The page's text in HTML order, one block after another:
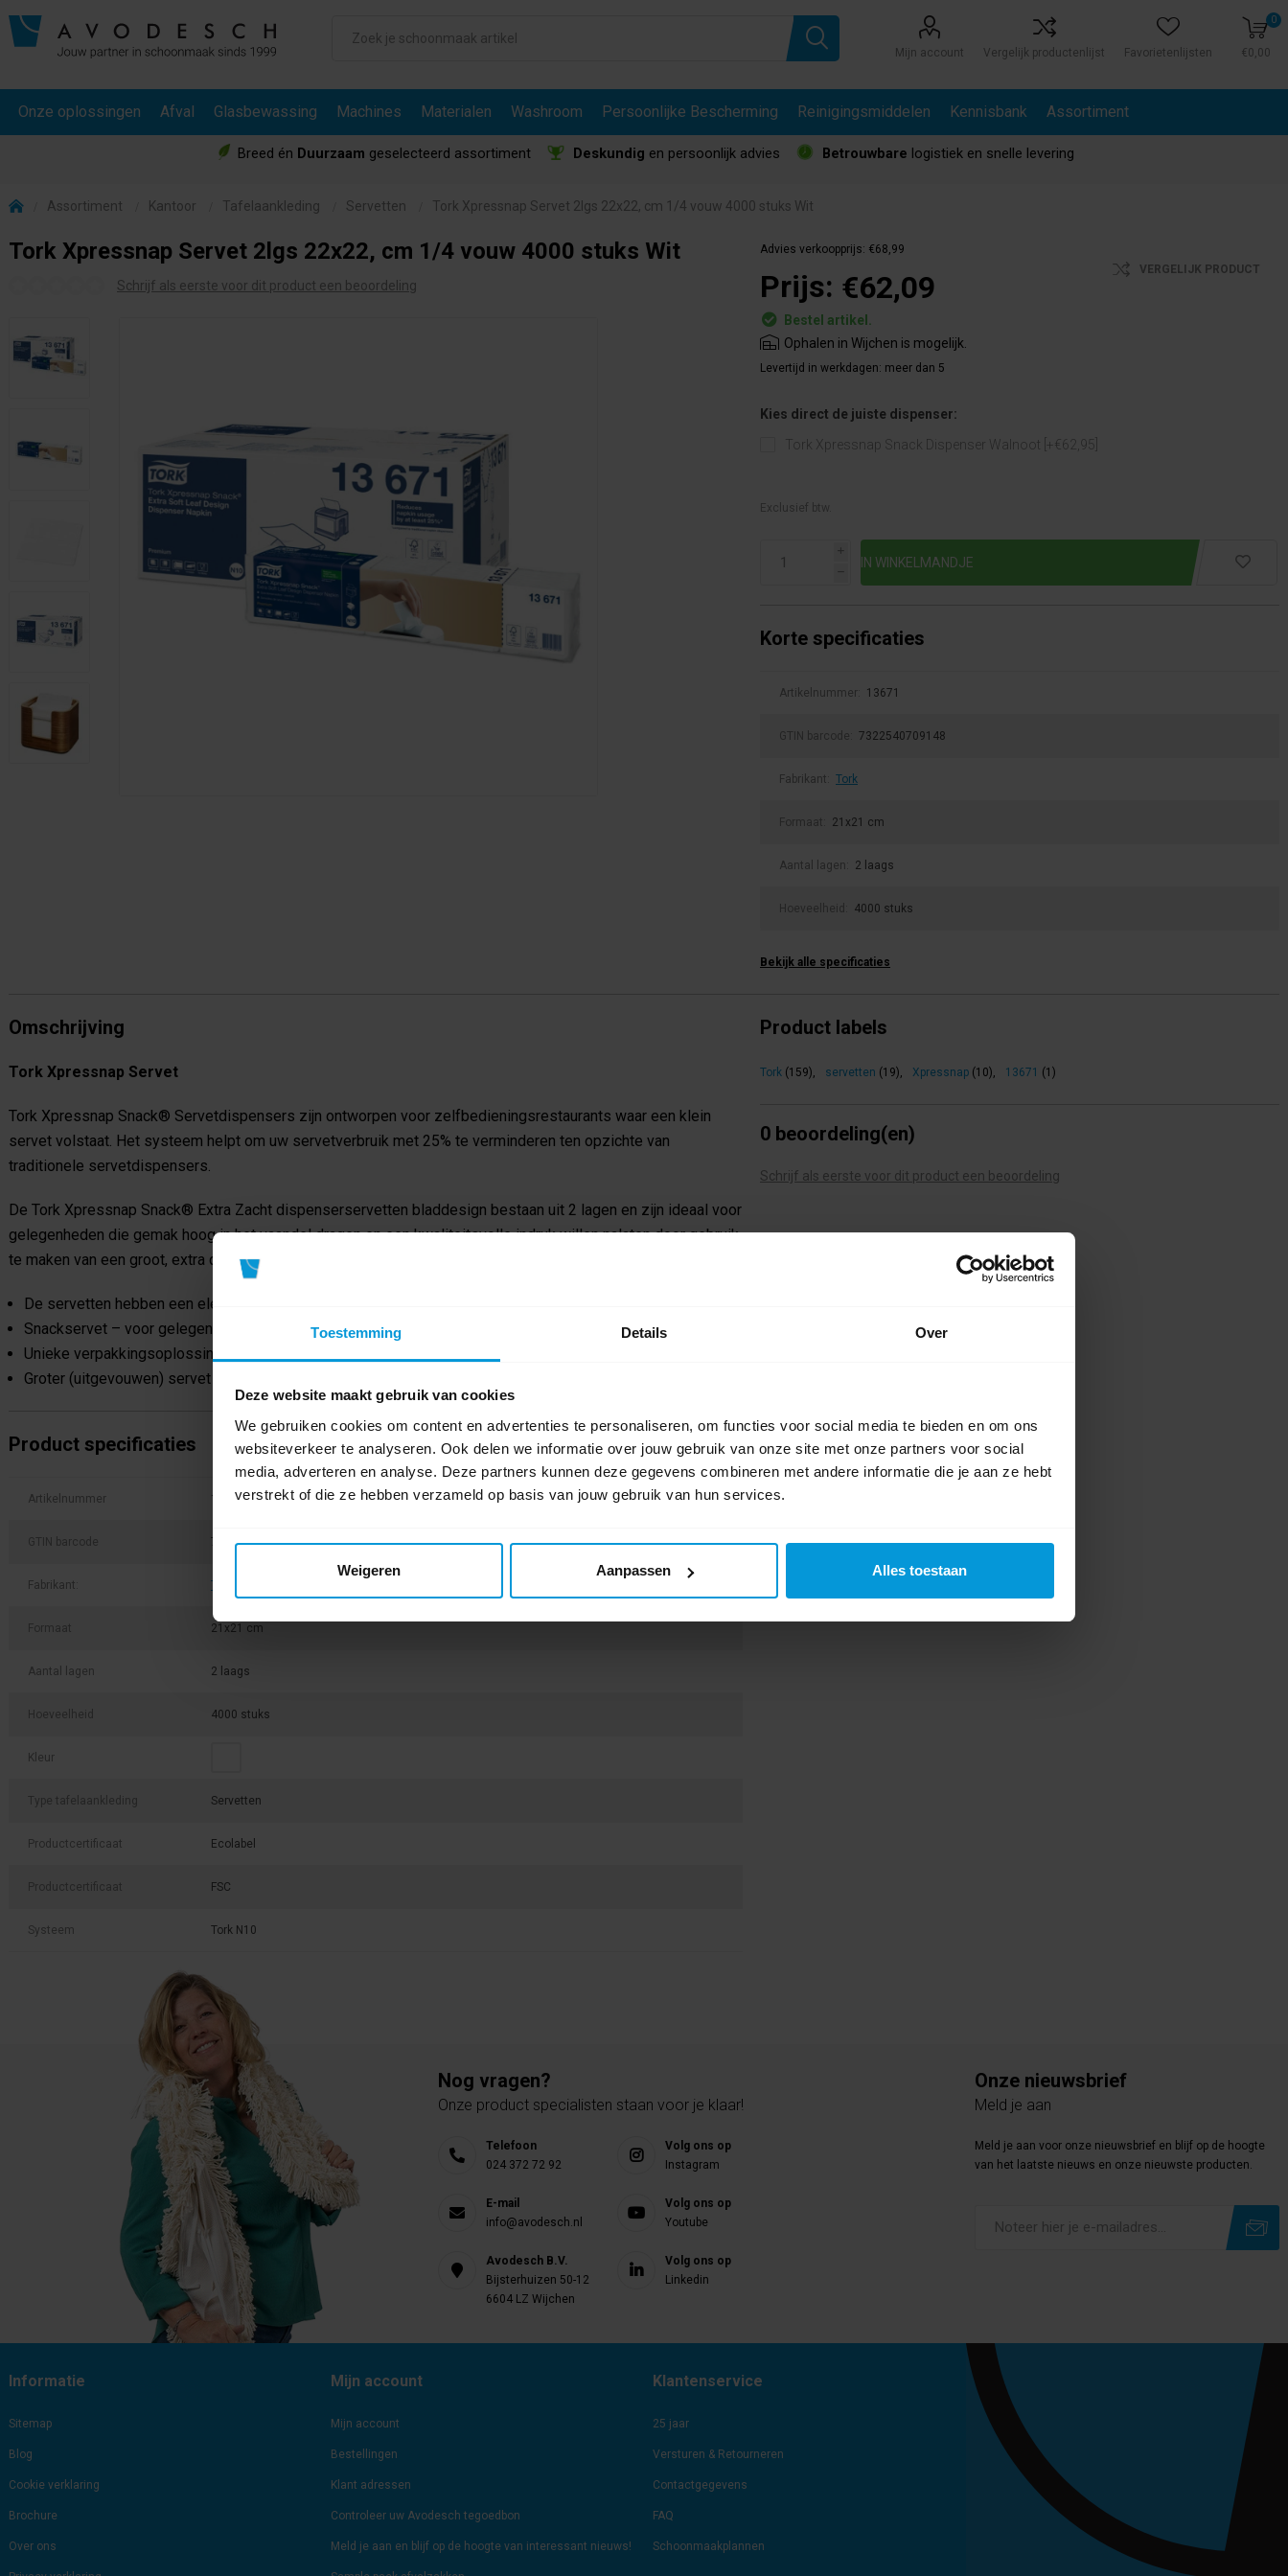
Toestemming Details Over
Deze website maakt gebruik van cookies
We gebruiken cookies om content en advertenties te personaliseren, om functies voor social media te bieden en om ons
websiteverkeer te analyseren. Ook delen we informatie over jouw gebruik van onze site met onze partners voor social
media, adverteren en analyse. Deze partners kunnen deze gegevens combineren met andere informatie die je aan ze hebt
verstrekt of die ze hebben verzameld op basis van jouw gebruik van hun services.
Weigeren Aanpassen Alles toestaan
Mijn account Vergelijk productenlijst Favorietenlijsten
0
€0,00
Onze oplossingen Afval Glasbewassing Machines Materialen Washroom Persoonlijke Bescherming Reinigingsmiddelen Kennisbank Assortiment
Breed én Duurzaam geselecteerd assortiment Deskundig en persoonlijk advies Betrouwbare logistiek en snelle levering
Assortiment Kantoor Tafelaankleding Servetten Tork Xpressnap Servet 2lgs 22x22, cm 1/4 vouw 4000 stuks Wit
Tork Xpressnap Servet 2lgs 22x22, cm 1/4 vouw 4000 stuks Wit
Schrijf als eerste voor dit product een beoordeling
Advies verkoopprijs: €68,99
Prijs: €62,09 VERGELIJK PRODUCT
Bestel artikel.
Ophalen in Wijchen is mogelijk.
Levertijd in werkdagen: meer dan 5
Kies direct de juiste dispenser:
Tork Xpressnap Snack Dispenser Walnoot [+€62,95]
Exclusief btw.
i
h
Korte specificaties
Artikelnummer: 13671
GTIN barcode: 7322540709148
Fabrikant: Tork
Formaat: 21x21 cm
Aantal lagen: 2 laags
Hoeveelheid: 4000 stuks
Bekijk alle specificaties
Omschrijving
Tork Xpressnap Servet
Tork Xpressnap Snack® Servetdispensers zijn ontworpen voor zelfbedieningsrestaurants waar een klein
servet volstaat. Het systeem helpt om uw servetverbruik met 25% te verminderen ten opzichte van
traditionele servetdispensers.
De Tork Xpressnap Snack® Extra Zacht dispenserservetten bladdesign bestaan uit 2 lagen en zijn ideaal voor
gelegenheden die gemak hoog in het vaandel dragen en een kwaliteitsvolle indruk willen nalaten door gebruik
te maken van een groot, extra dik snackservet met een verfijnd ontwerp.
De servetten hebben een elegant wit bladdecor dat de kwaliteit van het servet verhogen
Snackservet – voor gelegenheden waar een kleiner servet volstaat
Unieke verpakkingsoplossing: de bundels zijn beschermd door plastic voor betere hygiëne en handling
Groter (uitgevouwen) servet ideaal voor elke eetgelegenheid
Product specificaties
Artikelnummer 13671
GTIN barcode 7322540709148
Fabrikant: Tork
Formaat 21x21 cm
Aantal lagen 2 laags
Hoeveelheid 4000 stuks
Kleur
Type tafelaankleding Servetten
Productcertificaat Ecolabel
Productcertificaat FSC
Systeem Tork N10
Product labels
Tork (159), servetten (19), Xpressnap (10), 13671 (1)
0 beoordeling(en)
Schrijf als eerste voor dit product een beoordeling
Nog vragen?
Onze product specialisten staan voor je klaar!
Telefoon
024 372 72 92
E-mail
info@avodesch.nl
Avodesch B.V.
Bijsterhuizen 50-12
6604 LZ Wijchen
Volg ons op
Instagram
Volg ons op
Youtube
Volg ons op
Linkedin
Onze nieuwsbrief
Meld je aan
Meld je aan voor onze nieuwsbrief en blijf op de hoogte
van het laatste nieuws en onze nieuwste producten.
Informatie
Sitemap
Blog
Cookie verklaring
Brochure
Over ons
Mijn account
Mijn account
Bestellingen
Klant adressen
Controleer uw Avodesch tegoedbon
Meld je aan en blijf op de hoogte van interessant nieuws!
Klantenservice
25 jaar
Versturen & Retourneren
Contactgegevens
FAQ
Schoonmaakplannen